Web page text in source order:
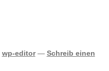
wp-editor — Schreib einen